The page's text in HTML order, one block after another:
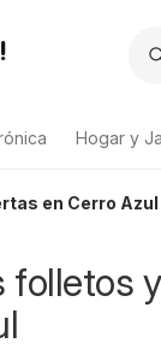
Hogar y
en Cerro
folletos